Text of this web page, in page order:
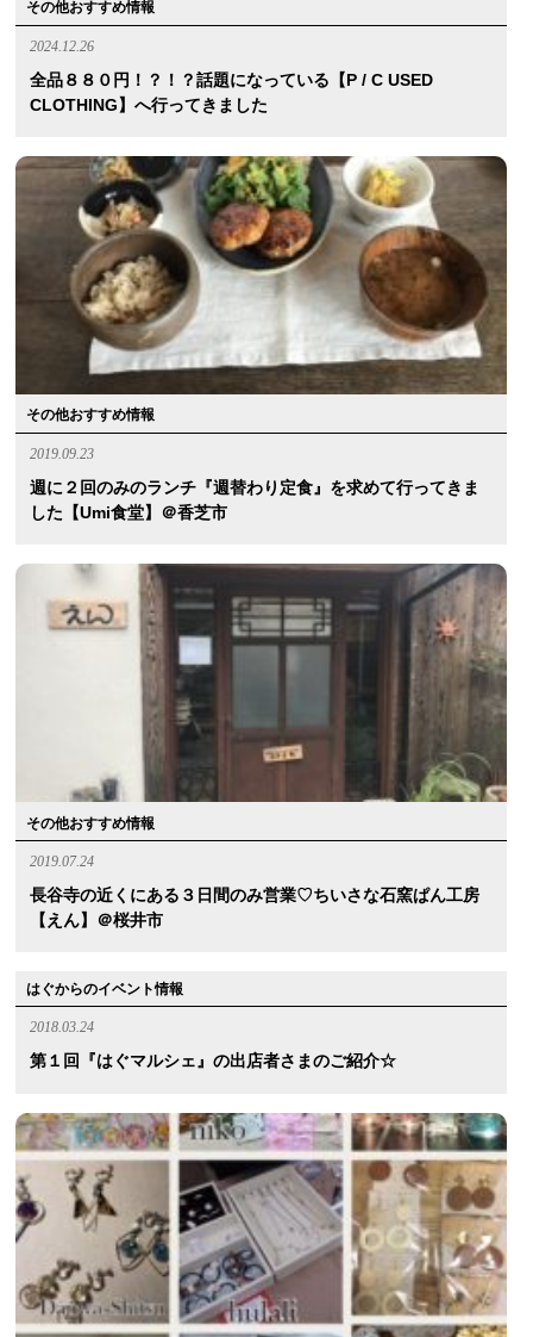
その他おすすめ情報
2024.12.26
全品８８０円！？！？話題になっている【P / C USED
CLOTHING】へ行ってきました
その他おすすめ情報
2019.09.23
週に２回のみのランチ『週替わり定食』を求めて行ってきま
した【umi食堂】＠香芝市
その他おすすめ情報
2019.07.24
長谷寺の近くにある３日間のみ営業♡ちいさな石窯ぱん工房
【えん】＠桜井市
はぐからのイベント情報
2018.03.24
第１回『はぐマルシェ』の出店者さまのご紹介☆